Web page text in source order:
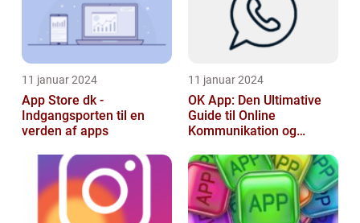
11 januar 2024
App Store dk -
Indgangsporten til en
verden af apps
11 januar 2024
OK App: Den Ultimative
Guide til Online
Kommunikation og